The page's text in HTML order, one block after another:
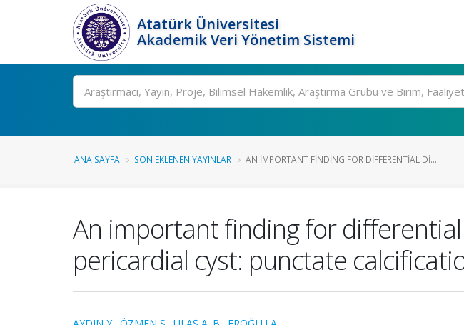
Atatürk Üniversitesi
Akademik Veri Yönetim Sistemi
Ara
ANA SAYFA SON EKLENEN YAYINLAR AN IMPORTANT FINDING FOR DIFFERENTIAL DI...
An important finding for
pericardial cyst: punctate